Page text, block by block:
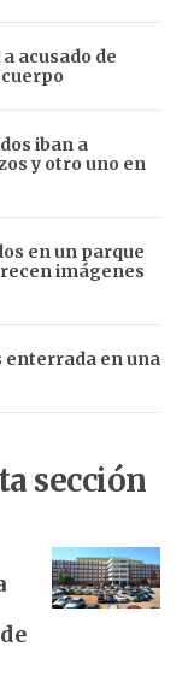
acusado de
iban a
y otro uno en
en un parque
imágenes
enterrada en una
sección